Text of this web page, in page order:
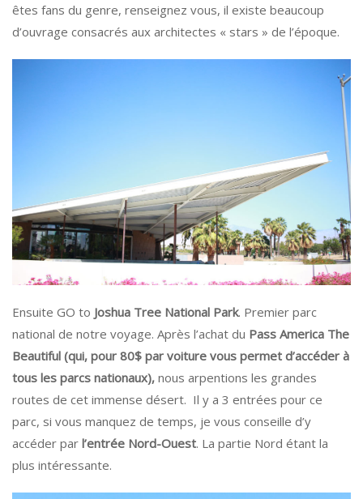
êtes fans du genre, renseignez vous, il existe beaucoup
d’ouvrage consacrés aux architectes « stars » de l’époque.
Ensuite GO to Joshua Tree National Park. Premier parc
national de notre voyage. Après l’achat du Pass America The
Beautiful (qui, pour 80$ par voiture vous permet d’accéder à
tous les parcs nationaux), nous arpentions les grandes
routes de cet immense désert. Il y a 3 entrées pour ce
parc, si vous manquez de temps, je vous conseille d’y
accéder par l’entrée Nord-Ouest. La partie Nord étant la
plus intéressante.